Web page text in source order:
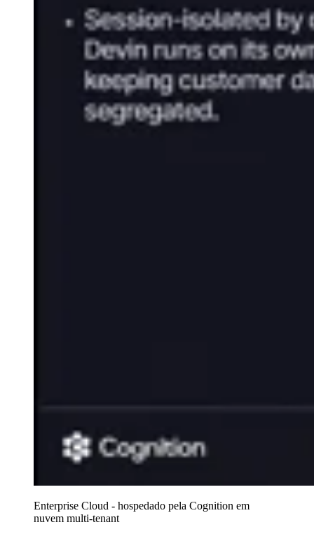
Enterprise Cloud - hospedado pela Cognition em
nuvem multi-tenant